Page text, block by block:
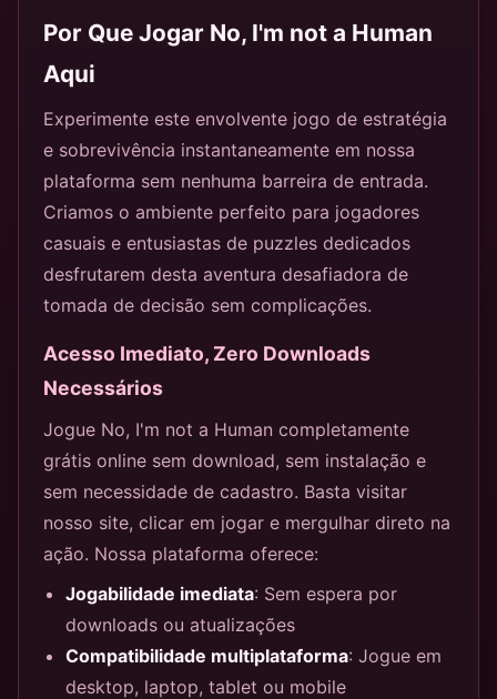
Por Que Jogar No, I'm not a Human
Aqui
Experimente este envolvente jogo de estratégia
e sobrevivência instantaneamente em nossa
plataforma sem nenhuma barreira de entrada.
Criamos o ambiente perfeito para jogadores
casuais e entusiastas de puzzles dedicados
desfrutarem desta aventura desafiadora de
tomada de decisão sem complicações.
Acesso Imediato, Zero Downloads
Necessários
Jogue No, I'm not a Human completamente
grátis online sem download, sem instalação e
sem necessidade de cadastro. Basta visitar
nosso site, clicar em jogar e mergulhar direto na
ação. Nossa plataforma oferece:
Jogabilidade imediata: Sem espera por
downloads ou atualizações
Compatibilidade multiplataforma: Jogue em
desktop, laptop, tablet ou mobile